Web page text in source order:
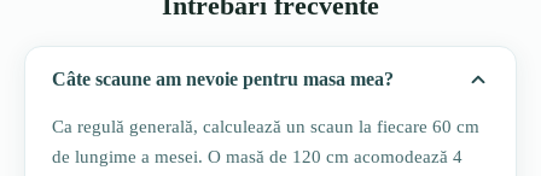
Câte scaune am nevoie pentru masa mea?
Ca regulă generală, calculează un scaun la fiecare 60 cm
de lungime a mesei. O masă de 120 cm acomodează 4